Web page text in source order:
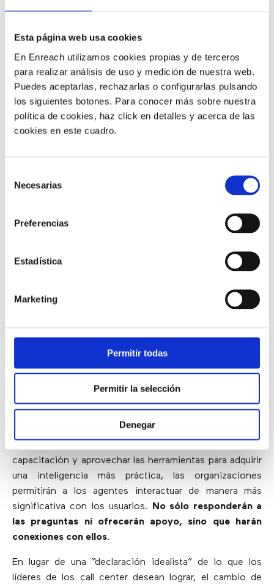
Esta página web usa cookies
En Enreach utilizamos cookies propias y de terceros
para realizar análisis de uso y medición de nuestra web.
Puedes aceptarlas, rechazarlas o configurarlas pulsando
los siguientes botones. Para conocer más sobre nuestra
política de cookies, haz click en detalles y acerca de las
cookies en este cuadro.
Necesarias
Preferencias
Estadística
Marketing
Permitir todas
Permitir la selección
Denegar
Con un marco de compromiso digital más sólido, una
ofrecer un servicio más rápido, mejorar la productividad
de los agentes, eliminar puntos de fractura experiencial
y recopilar una inteligencia más accionable sobre la
confianza y el comportamiento de los usuarios.Las
herramientas de inteligencia artificial y de
autoservicio más fuertes aumentan la comodidad del
usuario y aumentan la productividad de los agentes
2) Reducir el esfuerzo y los puntos
la fricción tanto para los usuarios como para los
agentes. El mapeo de viajes ayudará a identificar los
planificación estratégica (y los canales digitales más
3) Capacitar a los agentes para
hacer conexiones
capacitación y aprovechar las herramientas para adquirir
una inteligencia más práctica, las organizaciones
permitirán a los agentes interactuar de manera más
significativa con los usuarios.
No sólo responderán a
las preguntas ni ofrecerán apoyo, sino que harán
conexiones con ellos.
En lugar de una “declaración idealista” de lo que los
líderes de los call center desean lograr, el cambio de